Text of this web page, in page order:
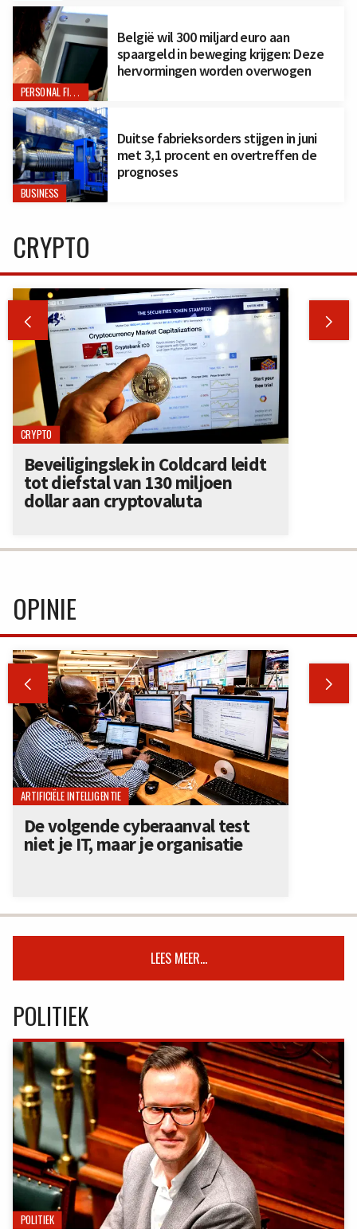
PERSONAL FINANCE
België wil 300 miljard euro aan
spaargeld in beweging krijgen: Deze
hervormingen worden overwogen
BUSINESS
Duitse fabrieksorders stijgen in juni
met 3,1 procent en overtreffen de
prognoses
CRYPTO
 
CRYPTO
Beveiligingslek in Coldcard leidt
tot diefstal van 130 miljoen
dollar aan cryptovaluta
OPINIE
 
ARTIFICIËLE INTELLIGENTIE
De volgende cyberaanval test
niet je IT, maar je organisatie
LEES MEER...
POLITIEK
POLITIEK